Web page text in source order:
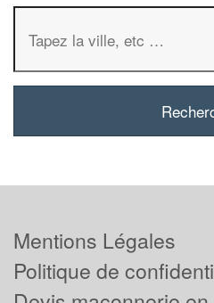
Mentions Légales
Politique de